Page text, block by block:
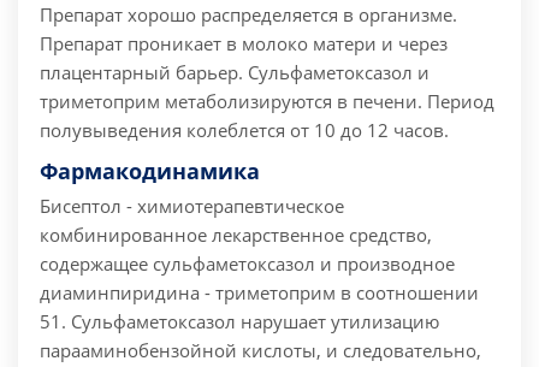
Препарат хорошо распределяется в организме.
Препарат проникает в молоко матери и через
плацентарный барьер. Сульфаметоксазол и
триметоприм метаболизируются в печени. Период
полувыведения колеблется от 10 до 12 часов.
Фармакодинамика
Бисептол - химиотерапевтическое
комбинированное лекарственное средство,
содержащее сульфаметоксазол и производное
диаминпиридина - триметоприм в соотношении
51. Сульфаметоксазол нарушает утилизацию
парааминобензойной кислоты, и следовательно,